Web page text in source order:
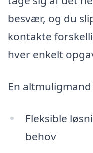
besvær, og du
kontakte
hver enkelt
En
Fleksible
behov